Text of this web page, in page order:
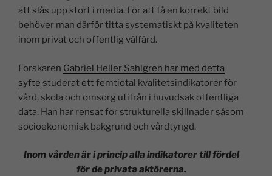
att slås upp stort i media. För att få en korrekt bild
behöver man därför titta systematiskt på kvaliteten
inom privat och offentlig välfärd.
Forskaren Gabriel Heller Sahlgren har med detta
syfte studerat ett femtiotal kvalitetsindikatorer för
vård, skola och omsorg utifrån i huvudsak offentliga
data. Han har rensat för strukturella skillnader såsom
socioekonomisk bakgrund och vårdtyngd.
Inom vården är i princip alla indikatorer till fördel
för de privata aktörerna.